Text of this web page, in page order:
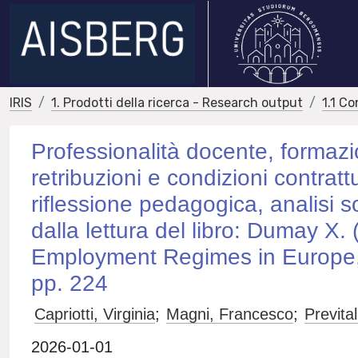
IRIS 1. Prodotti della ricerca - Research output 1.1
Professionalità docente,
retribuzioni e condizioni
riflessione pedagogica, analisi
dalla lettura del libro: Dumay X.
Employment Regimes in
pp. 224
Capriotti, Virginia; Magni, Francesco;
2026-01-01